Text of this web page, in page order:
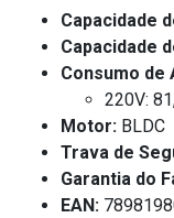
Capacidade
Capacidade
Consumo de
220V:
Motor: BLDC
Trava de
Garantia do
EAN: